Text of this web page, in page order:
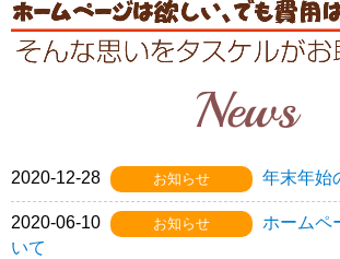
News
2020-12-28 お知らせ 年末年始
2020-06-10 お知らせ
ホームペ
いて